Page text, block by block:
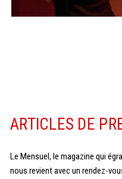
ARTICLES DE
Le Mensuel, le magazine qui
nous revient avec un rendez-